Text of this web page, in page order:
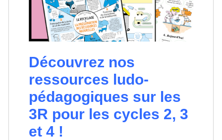
Découvrez nos
ressources ludo-
pédagogiques sur les
3R pour les cycles 2, 3
et 4 !